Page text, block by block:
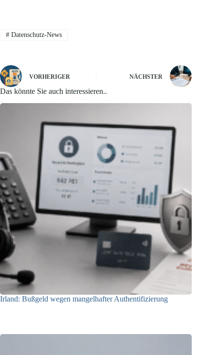
#Datenschutz-News
VORHERIGER NÄCHSTER
Das könnte Sie auch interessieren..
Irland: Bußgeld wegen mangelhafter Authentifizierung